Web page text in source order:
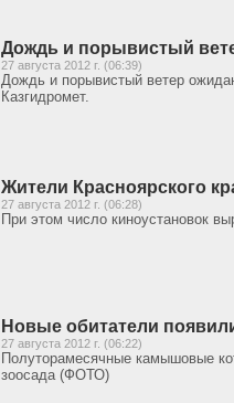
Дождь и порывистый
27 августа 2012 г. (06:39)
Дождь и порывистый ветер
Казгидромет.
Жители Красноярского
27 августа 2012 г. (06:28)
При этом число киноустановок
Новые обитатели
27 августа 2012 г. (06:22)
Полуторамесячные камышовые
зоосада (ФОТО)